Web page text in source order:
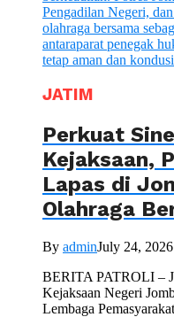
JATIM
Perkuat
Kejaksaan,
Lapas di
Olahraga
By adminJuly 24, 2026
BERITA PATROLI –
Kejaksaan Negeri
Lembaga